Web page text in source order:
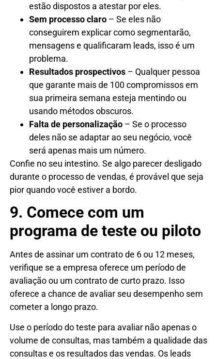
estão dispostos a atestar por eles.
Sem processo claro – Se eles não
conseguirem explicar como segmentarão,
mensagens e qualificaram leads, isso é um
problema.
Resultados prospectivos – Qualquer pessoa
que garante mais de 100 compromissos em
sua primeira semana esteja mentindo ou
usando métodos obscuros.
Falta de personalização – Se o processo
deles não se adaptar ao seu negócio, você
será apenas mais um número.
Confie no seu intestino. Se algo parecer desligado
durante o processo de vendas, é provável que seja
pior quando você estiver a bordo.
9. Comece com um
programa de teste ou piloto
Antes de assinar um contrato de 6 ou 12 meses,
verifique se a empresa oferece um período de
avaliação ou um contrato de curto prazo. Isso
oferece a chance de avaliar seu desempenho sem
cometer a longo prazo.
Use o período do teste para avaliar não apenas o
volume de consultas, mas também a qualidade das
consultas e os resultados das vendas. Os leads